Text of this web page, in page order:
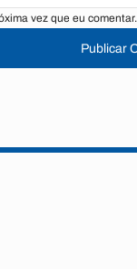
vez que eu comentar.
Publicar